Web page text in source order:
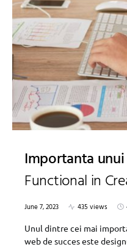
Importanta
Functional in
June 7, 2023 435 views
Unul dintre cei mai
web de succes este